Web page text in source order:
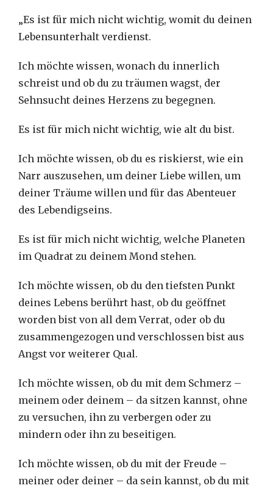
„Es ist für mich nicht wichtig, womit du deinen
Lebensunterhalt verdienst.
Ich möchte wissen, wonach du innerlich
schreist und ob du zu träumen wagst, der
Sehnsucht deines Herzens zu begegnen.
Es ist für mich nicht wichtig, wie alt du bist.
Ich möchte wissen, ob du es riskierst, wie ein
Narr auszusehen, um deiner Liebe willen, um
deiner Träume willen und für das Abenteuer
des Lebendigseins.
Es ist für mich nicht wichtig, welche Planeten
im Quadrat zu deinem Mond stehen.
Ich möchte wissen, ob du den tiefsten Punkt
deines Lebens berührt hast, ob du geöffnet
worden bist von all dem Verrat, oder ob du
zusammengezogen und verschlossen bist aus
Angst vor weiterer Qual.
Ich möchte wissen, ob du mit dem Schmerz –
meinem oder deinem – da sitzen kannst, ohne
zu versuchen, ihn zu verbergen oder zu
mindern oder ihn zu beseitigen.
Ich möchte wissen, ob du mit der Freude –
meiner oder deiner – da sein kannst, ob du mit